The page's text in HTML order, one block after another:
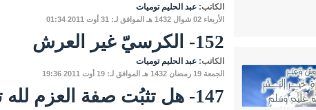
الكاتب: عبد الحليم توميات
الأربعاء 02 شوال 1432 هـ الموافق لـ: 31 أوت 2011 01:34
152- الكرسيّ غير العرش
الكاتب: عبد الحليم توميات
الجمعة 19 رمضان 1432 هـ الموافق لـ: 19 أوت 2011 19:36
147- هل تثبُت صفة العزم لله تعالى ؟